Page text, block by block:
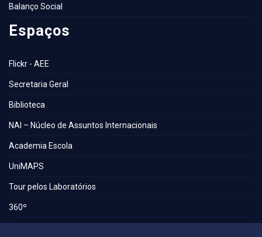
Balanço Social
Espaços
Flickr - AEE
Secretaria Geral
Biblioteca
NAI – Núcleo de Assuntos Internacionais
Academia Escola
UniMAPS
Tour pelos Laboratórios
360º